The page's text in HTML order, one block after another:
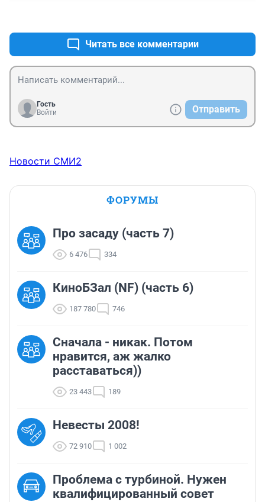
Читать все комментарии
Гость
Войти
Отправить
Новости СМИ2
ФОРУМЫ
Про засаду (часть 7)
6 476 334
КиноБЗал (NF) (часть 6)
187 780 746
Сначала - никак. Потом
нравится, аж жалко
расставаться))
23 443 189
Невесты 2008!
72 910 1 002
Проблема с турбиной. Нужен
квалифицированный совет